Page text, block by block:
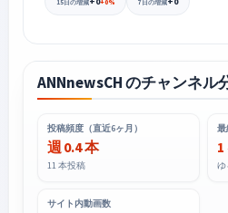
15日の増減 7日の増減
ANNnewsCH のチャンネル
投稿頻度（直近6ヶ月）
週 0.4 本
11 本投稿
最
ゆ
サイト内動画数